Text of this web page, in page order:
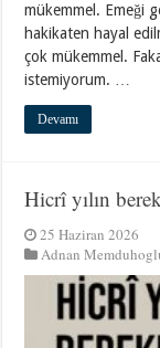
mükemmel. Emeği
hakikaten hayal
çok mükemmel.
istemiyorum. …
Devamı
Hicrî yılın
25 Haziran 2026
Adnan